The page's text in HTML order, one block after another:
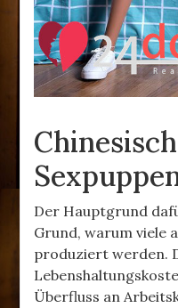
Der Hauptgrund
Grund, warum viele
produziert werden.
Überfluss an